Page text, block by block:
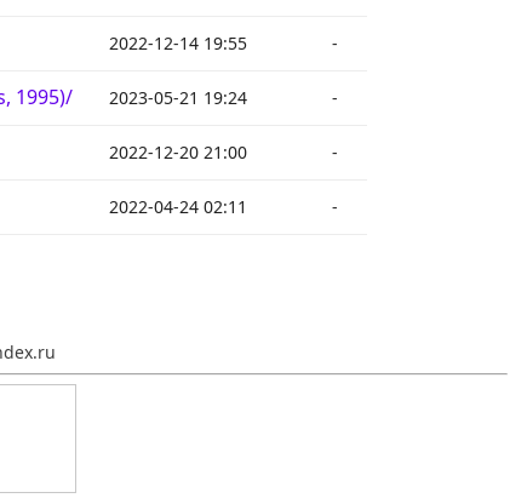
2022-12-14 19:55 -
1995)/ 2023-05-21 19:24 -
2022-12-20 21:00 -
2022-04-24 02:11 -